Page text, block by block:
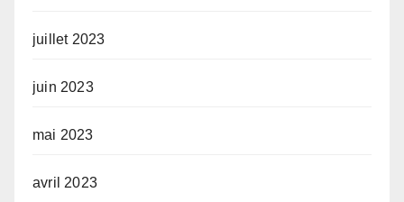
juillet 2023
juin 2023
mai 2023
avril 2023